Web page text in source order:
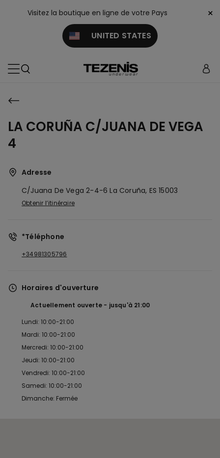
Visitez la boutique en ligne de votre Pays
UNITED STATES
×
LA CORUÑA C/JUANA DE VEGA
4
Adresse
C/juana De Vega 2-4-6La Coruña, ES15003
Obtenir l’itinéraire
*Téléphone
+34981305796
Horaires d'ouverture
Actuellement ouverte jusqu'à 21:00
Lundi: 10:00-21:00
Mardi: 10:00-21:00
Mercredi: 10:00-21:00
Jeudi: 10:00-21:00
Vendredi: 10:00-21:00
Samedi: 10:00-21:00
Dimanche: Fermée